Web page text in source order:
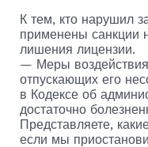
К тем, кто нарушил
применены санкции
лишения лицензии.
— Меры
отпускающих его
в Кодексе об
достаточно
Представляете,
если мы